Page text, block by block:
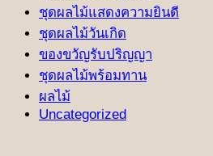
ชุดผลไม้แสดงความยินดี
ชุดผลไม้วันเกิด
ของขวัญรับปริญญา
ชุดผลไม้พร้อมทาน
ผลไม้
Uncategorized